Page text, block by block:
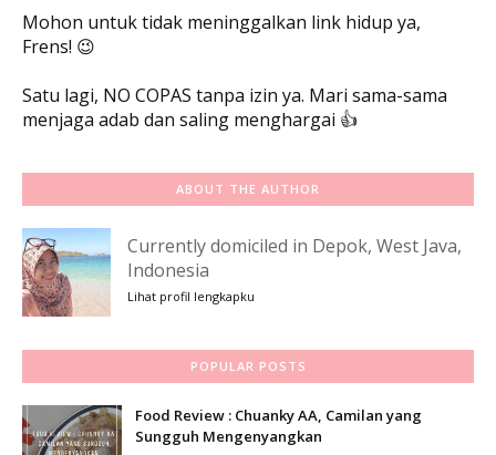
Mohon untuk tidak meninggalkan link hidup ya,
Frens! 😉
Satu lagi, NO COPAS tanpa izin ya. Mari sama-sama
menjaga adab dan saling menghargai 👍
ABOUT THE AUTHOR
Currently domiciled in Depok, West Java,
Indonesia
Lihat profil lengkapku
POPULAR POSTS
Food Review : Chuanky AA, Camilan yang
Sungguh Mengenyangkan